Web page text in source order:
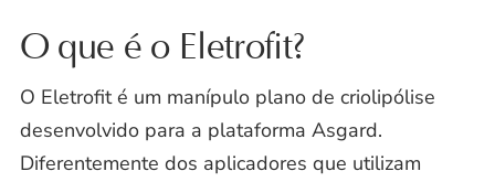
O que é o Eletrofit?
O Eletrofit é um manípulo plano de criolipólise
desenvolvido para a plataforma Asgard.
Diferentemente dos aplicadores que utilizam